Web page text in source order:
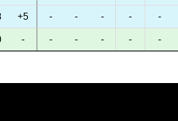
+5 - - - - -
- - - - - -